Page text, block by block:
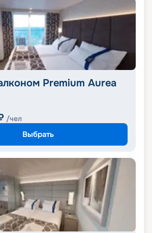
Premium Aurea
/чел
Выбрать